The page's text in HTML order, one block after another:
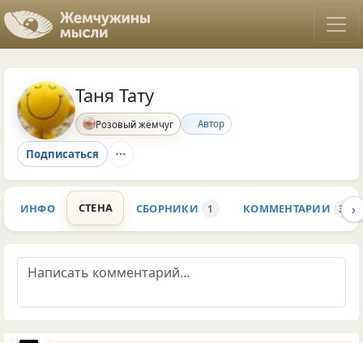
Таня Тату
Розовый жемчуг Автор
Подписаться
ИНФО СТЕНА СБОРНИКИ 1 КОММЕНТАРИИ 39 ›